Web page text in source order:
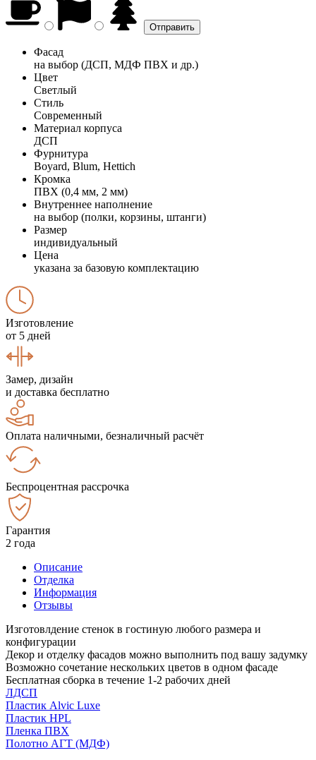
Фасад
на выбор (ДСП, МДФ ПВХ и др.)
Цвет
Светлый
Стиль
Современный
Материал корпуса
ДСП
Фурнитура
Boyard, Blum, Hettich
Кромка
ПВХ (0,4 мм, 2 мм)
Внутреннее наполнение
на выбор (полки, корзины, штанги)
Размер
индивидуальный
Цена
указана за базовую комплектацию
Изготовление
от 5 дней
Замер, дизайн
и доставка бесплатно
Оплата наличными, безналичный расчёт
Беспроцентная рассрочка
Гарантия
2 года
Описание
Отделка
Информация
Отзывы
Изготовлдение стенок в гостиную любого размера и
конфигурации
Декор и отделку фасадов можно выполнить под вашу задумку
Возможно сочетание нескольких цветов в одном фасаде
Бесплатная сборка в течение 1-2 рабочих дней
ЛДСП
Пластик Alvic Luxe
Пластик HPL
Пленка ПВХ
Полотно АГТ (МДФ)